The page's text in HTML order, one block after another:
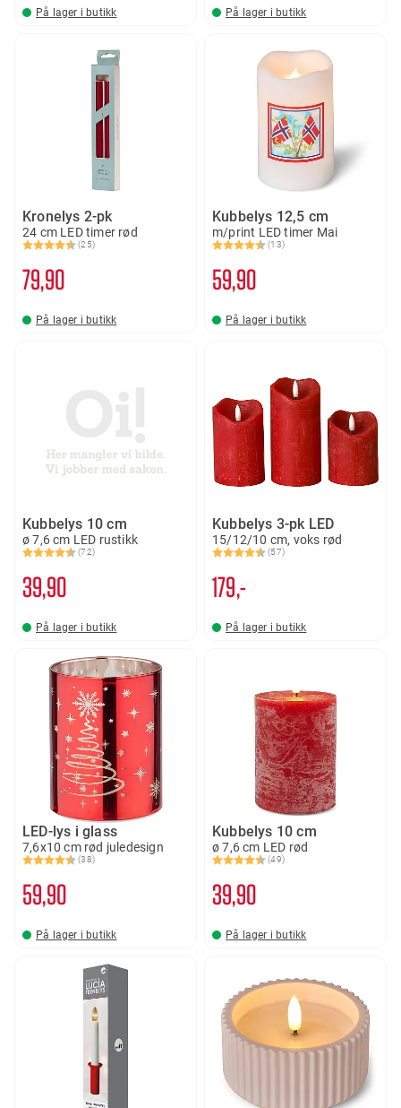
På lager i butikk På lager i butikk
Kronelys 2-pk
24 cm LED timer rød
Karakter:
(25)
4.5 av 5 mulige
79 90
På lager i butikk
Kubbelys 12,5 cm
m/print LED timer Mai
Karakter:
(13)
4.8 av 5 mulige
59 90
På lager i butikk
Kubbelys 10 cm
ø 7,6 cm LED rustikk
Karakter:
(72)
4.8 av 5 mulige
39 90
På lager i butikk
Kubbelys 3-pk LED
15/12/10 cm, voks rød
Karakter:
(57)
4.6 av 5 mulige
179,-
På lager i butikk
LED-lys i glass
7,6x10 cm rød juledesign
Karakter:
(38)
4.6 av 5 mulige
59 90
På lager i butikk
Kubbelys 10 cm
ø 7,6 cm LED rød
Karakter:
(49)
4.5 av 5 mulige
39 90
På lager i butikk